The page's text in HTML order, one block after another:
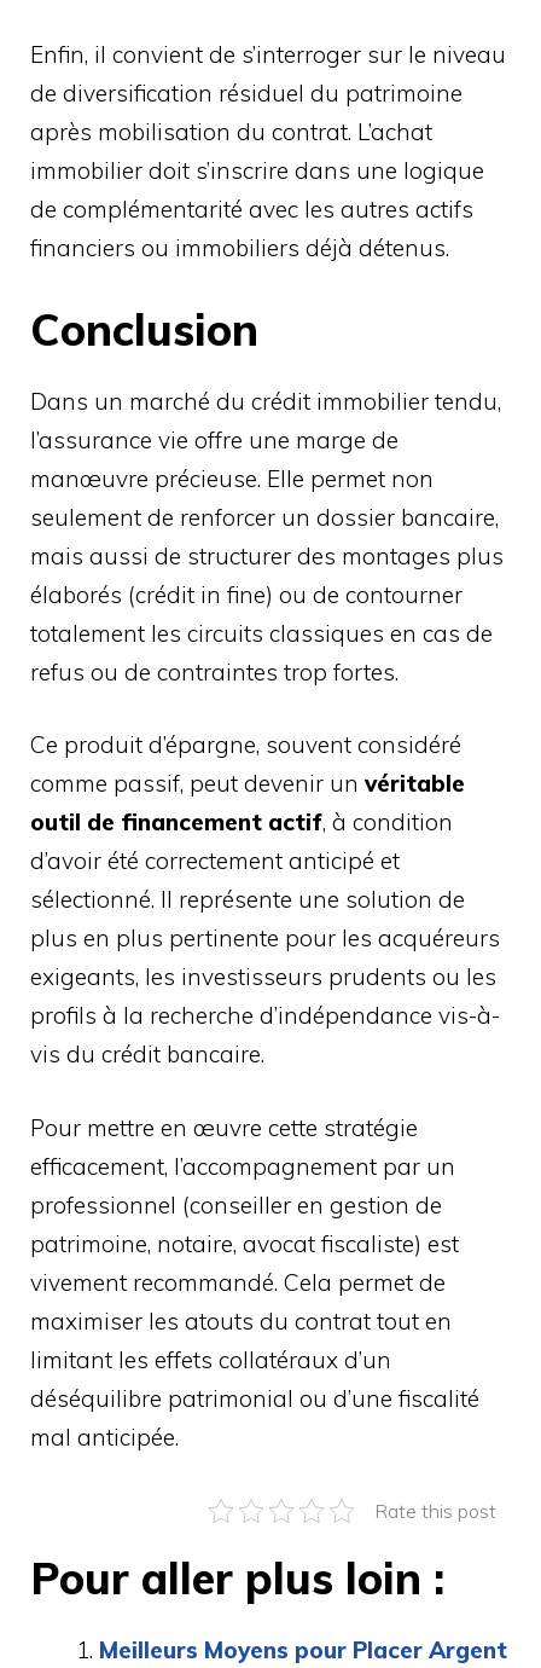
Enfin, il convient de s’interroger sur le niveau
de diversification résiduel du patrimoine
après mobilisation du contrat. L’achat
immobilier doit s’inscrire dans une logique
de complémentarité avec les autres actifs
financiers ou immobiliers déjà détenus.
Conclusion
Dans un marché du crédit immobilier tendu,
l’assurance vie offre une marge de
manœuvre précieuse. Elle permet non
seulement de renforcer un dossier bancaire,
mais aussi de structurer des montages plus
élaborés (crédit in fine) ou de contourner
totalement les circuits classiques en cas de
refus ou de contraintes trop fortes.
Ce produit d’épargne, souvent considéré
comme passif, peut devenir un véritable
outil de financement actif, à condition
d’avoir été correctement anticipé et
sélectionné. Il représente une solution de
plus en plus pertinente pour les acquéreurs
exigeants, les investisseurs prudents ou les
profils à la recherche d’indépendance vis-à-
vis du crédit bancaire.
Pour mettre en œuvre cette stratégie
efficacement, l’accompagnement par un
professionnel (conseiller en gestion de
patrimoine, notaire, avocat fiscaliste) est
vivement recommandé. Cela permet de
maximiser les atouts du contrat tout en
limitant les effets collatéraux d’un
déséquilibre patrimonial ou d’une fiscalité
mal anticipée.
Rate this post
Pour aller plus loin :
Meilleurs Moyens pour Placer Argent